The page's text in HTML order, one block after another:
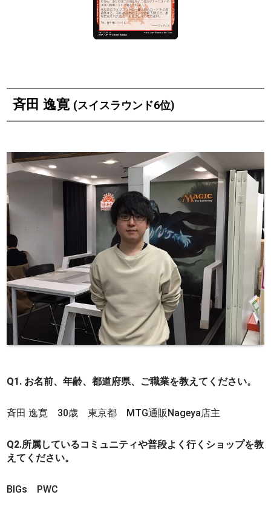
斉田 逸寛 (スイスラウンド6位)
Q1. お名前、年齢、都道府県、ご職業を教えてください。
斉田 逸寛 30歳 東京都 MTG通販Nageya店主
Q2.所属しているコミュニティや普段よく行くショップを教
えてください。
BIGs PWC